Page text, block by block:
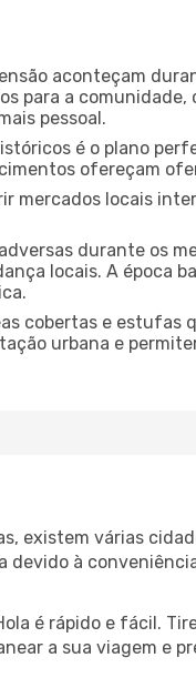
aconteçam
para a comunidade,
pessoal.
é o plano
ofereçam
mercados locais
durante os
locais. A época
cobertas e estufas
urbana e
existem várias
devido à
é rápido e fácil.
a sua viagem e